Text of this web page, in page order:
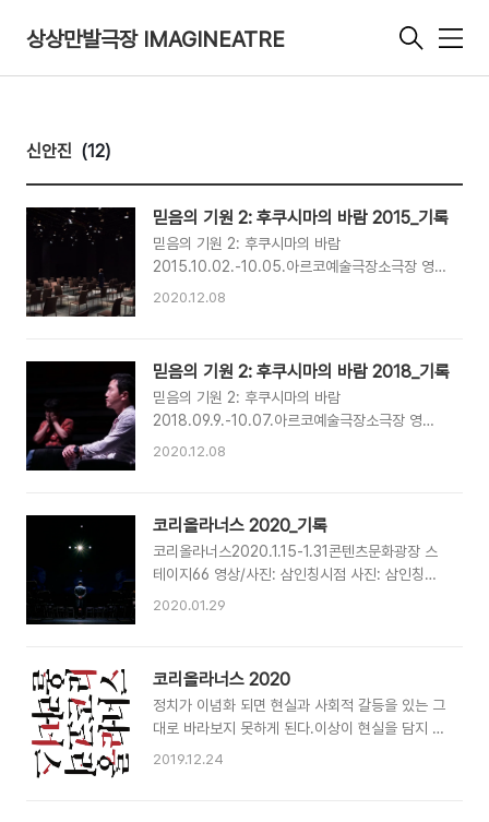
상상만발극장 IMAGINEATRE
메
신안진 (12)
믿음의 기원 2: 후쿠시마의 바람 2015_기록
믿음의 기원 2: 후쿠시마의 바람
2015.10.02.-10.05.아르코예술극장소극장 영
상: 아르코예술기록원 사진: 장우제 사진: 장우제
2020.12.08
믿음의 기원 2: 후쿠시마의 바람 2018_기록
믿음의 기원 2: 후쿠시마의 바람
2018.09.9.-10.07.아르코예술극장소극장 영상/
사진: 삼인칭시점 사진: 삼인칭시점
2020.12.08
코리올라너스 2020_기록
코리올라너스2020.1.15-1.31콘텐츠문화광장 스
테이지66 영상/사진: 삼인칭시점 사진: 삼인칭시
점
2020.01.29
코리올라너스 2020
정치가 이념화 되면 현실과 사회적 갈등을 있는 그
대로 바라보지 못하게 된다.이상이 현실을 담지 않
는 것과 마찬가지로, 이념 역시 현실을 외면하거나
2019.12.24